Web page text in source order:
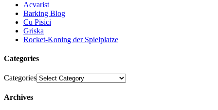
Acvarist
Barking Blog
Cu Pisici
Griska
Rocket-Koning der Spielplatze
Categories
Categories
Archives